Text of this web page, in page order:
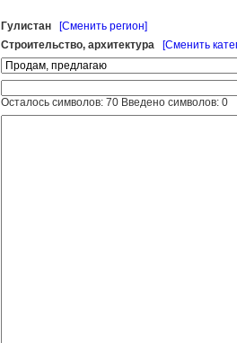
Гулистан
[Сменить регион]
Строительство, архитектура
[Сменить
Осталось символов: 70Введено символов: 0